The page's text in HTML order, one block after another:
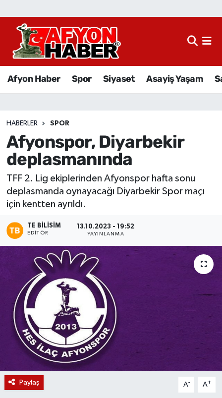
Afyon Haber Spor Siyaset Asayiş Yaşam
HABERLER SPOR
Afyonspor, Diyarbekir
deplasmanında
TFF 2. Lig ekiplerinden Afyonspor hafta sonu
deplasmanda oynayacağı Diyarbekir Spor maçı
için kentten ayrıldı.
TE BILISIM
EDITÖR
13.10.2023 - 19:52
YAYINLANMA
Paylaş A- A+
Afyon Haber
Sağlık
Eğitim
Sivil Toplum
Etkinlikler